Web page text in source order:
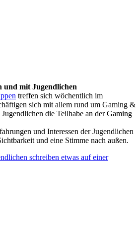
und mit Jugendlichen
treffen sich wöchentlich im
sich mit allem rund um Gaming &
die Teilhabe an der Gaming
und Interessen der Jugendlichen
und eine Stimme nach außen.